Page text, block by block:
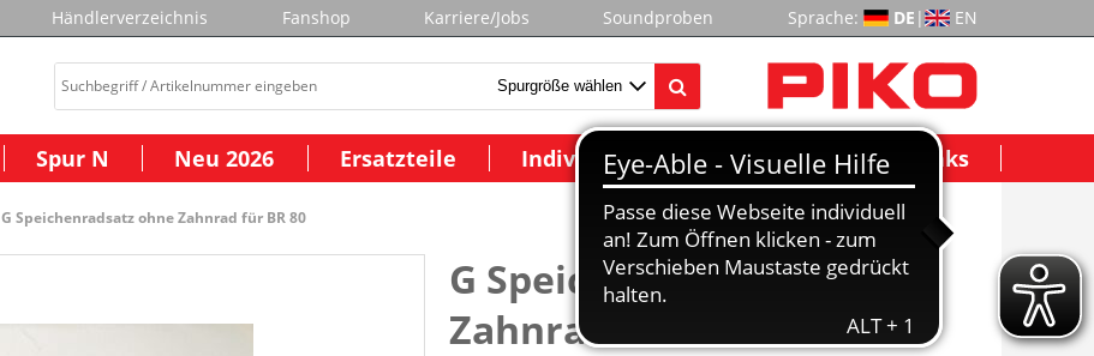
Händlerverzeichnis Fanshop Karriere/Jobs Soundproben Sprache: DE | EN
Spur N Neu 2026 Ersatzteile Individuelle Modelle Wichtige Links
G Speichenradsatz ohne Zahnrad für BR 80
G Speichenradsatz ohne
Zahnrad für BR 80